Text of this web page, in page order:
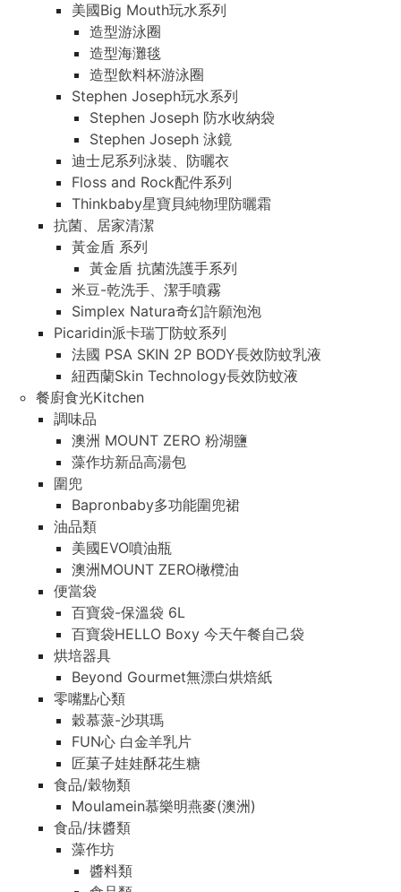
美國Big Mouth玩水系列
造型游泳圈
造型海灘毯
造型飲料杯游泳圈
Stephen Joseph玩水系列
Stephen Joseph 防水收納袋
Stephen Joseph 泳鏡
迪士尼系列泳裝、防曬衣
Floss and Rock配件系列
Thinkbaby星寶貝純物理防曬霜
抗菌、居家清潔
黃金盾 系列
黃金盾 抗菌洗護手系列
米豆-乾洗手、潔手噴霧
Simplex Natura奇幻許願泡泡
Picaridin派卡瑞丁防蚊系列
法國 PSA SKIN 2P BODY長效防蚊乳液
紐西蘭Skin Technology長效防蚊液
餐廚食光Kitchen
調味品
澳洲 MOUNT ZERO 粉湖鹽
藻作坊新品高湯包
圍兜
Bapronbaby多功能圍兜裙
油品類
美國EVO噴油瓶
澳洲MOUNT ZERO橄欖油
便當袋
百寶袋-保溫袋 6L
百寶袋HELLO Boxy 今天午餐自己袋
烘培器具
Beyond Gourmet無漂白烘焙紙
零嘴點心類
穀慕蒎-沙琪瑪
FUN心 白金羊乳片
匠菓子娃娃酥花生糖
食品/穀物類
Moulamein慕樂明燕麥(澳洲)
食品/抹醬類
藻作坊
醬料類